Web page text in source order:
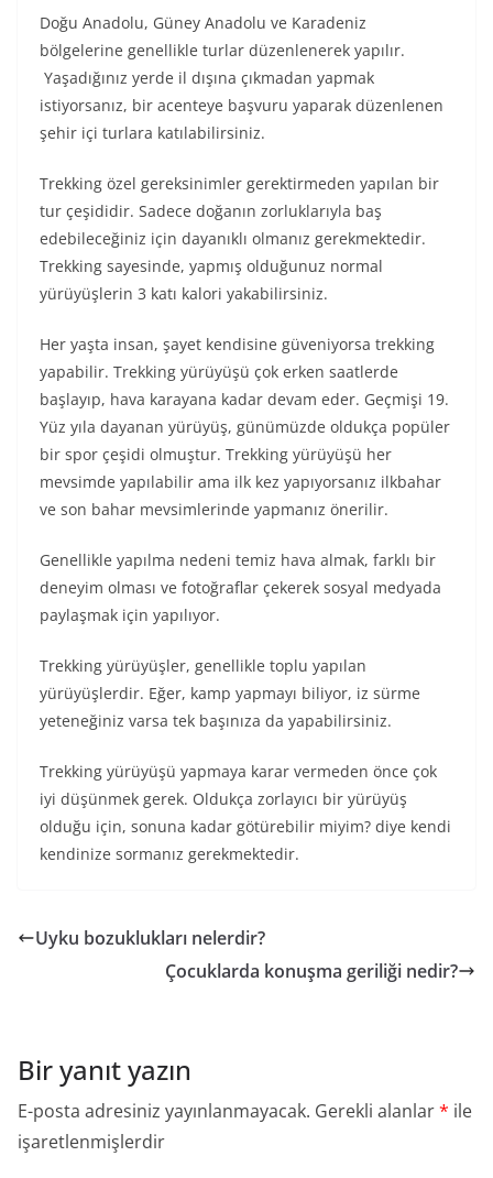
Doğu Anadolu, Güney Anadolu ve Karadeniz
bölgelerine genellikle turlar düzenlenerek yapılır.
Yaşadığınız yerde il dışına çıkmadan yapmak
istiyorsanız, bir acenteye başvuru yaparak düzenlenen
şehir içi turlara katılabilirsiniz.
Trekking özel gereksinimler gerektirmeden yapılan bir
tur çeşididir. Sadece doğanın zorluklarıyla baş
edebileceğiniz için dayanıklı olmanız gerekmektedir.
Trekking sayesinde, yapmış olduğunuz normal
yürüyüşlerin 3 katı kalori yakabilirsiniz.
Her yaşta insan, şayet kendisine güveniyorsa trekking
yapabilir. Trekking yürüyüşü çok erken saatlerde
başlayıp, hava karayana kadar devam eder. Geçmişi 19.
Yüz yıla dayanan yürüyüş, günümüzde oldukça popüler
bir spor çeşidi olmuştur. Trekking yürüyüşü her
mevsimde yapılabilir ama ilk kez yapıyorsanız ilkbahar
ve son bahar mevsimlerinde yapmanız önerilir.
Genellikle yapılma nedeni temiz hava almak, farklı bir
deneyim olması ve fotoğraflar çekerek sosyal medyada
paylaşmak için yapılıyor.
Trekking yürüyüşler, genellikle toplu yapılan
yürüyüşlerdir. Eğer, kamp yapmayı biliyor, iz sürme
yeteneğiniz varsa tek başınıza da yapabilirsiniz.
Trekking yürüyüşü yapmaya karar vermeden önce çok
iyi düşünmek gerek. Oldukça zorlayıcı bir yürüyüş
olduğu için, sonuna kadar götürebilir miyim? diye kendi
kendinize sormanız gerekmektedir.
Uyku bozuklukları nelerdir?
Çocuklarda konuşma geriliği nedir?
Bir yanıt yazın
E-posta adresiniz yayınlanmayacak. Gerekli alanlar* ile
işaretlenmişlerdir